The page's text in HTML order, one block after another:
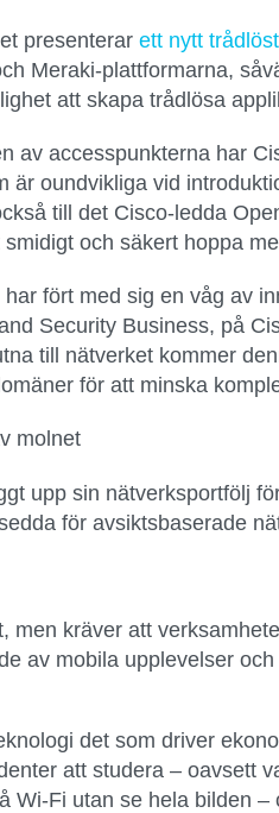
presenterarett nytt
Meraki-plattformarna,
att skapa trådlösa
av accesspunkterna har
är oundvikliga vid
till det Cisco-ledda
och säkert hoppa
fört med sig en våg av
Security Business, på
till nätverket kommer
för att minska
molnet
upp sin nätverksportfölj
för avsiktsbaserade
men kräver att
av mobila upplevelser
det som driver
att studera – oavsett
Wi-Fi utan se hela bilden